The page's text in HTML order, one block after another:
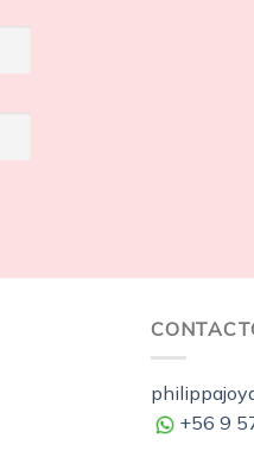
+56 9